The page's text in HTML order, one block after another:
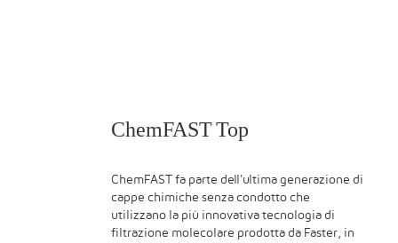
ChemFAST Top
ChemFAST fa parte dell'ultima generazione di
cappe chimiche senza condotto che
utilizzano la più innovativa tecnologia di
filtrazione molecolare prodotta da Faster, in